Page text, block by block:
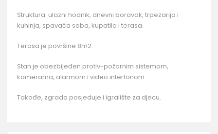
Struktura: ulazni hodnik, dnevni boravak, trpezarija i
kuhinja, spavaća soba, kupatilo i terasa.
Terasa je površine 8m2.
Stan je obezbijeđen protiv-požarnim sistemom,
kamerama, alarmom i video interfonom.
Takođe, zgrada posjeduje i igralište za djecu.